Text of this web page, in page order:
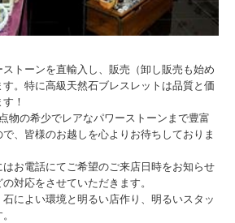
トーンを直輸入し、販売（卸し販売も始め
。特に高級天然石ブレスレットは品質と価
！
物の希少でレアなパワーストーンまで豊富
、皆様のお越しを心よりお待ちしておりま
お電話にてご希望のご来店日時をお知らせ
対応をさせていただきます。
によい環境と明るい店作り、明るいスタッ